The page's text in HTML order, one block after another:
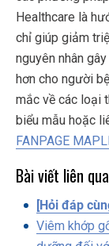
Healthcare là
chỉ giúp giảm
nguyên nhân
hơn cho người
mắc về các loại
biểu mẫu hoặc
FANPAGE
Bài viết liên
[Hỏi đáp
Viêm khớp